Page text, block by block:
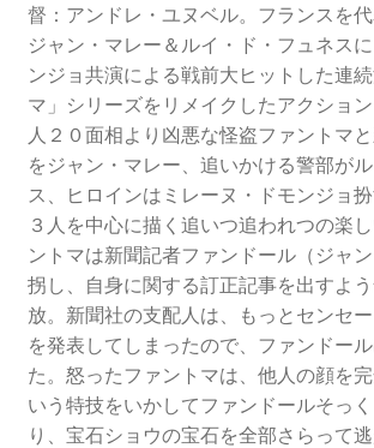
督：アンドレ・ユヌベル。フランスを
ジャン・マレー＆ルイ・ド・フュネス
ンジョ共演による戦前大ヒットした連
マ」シリーズをリメイクしたアクショ
人２０面相より凶悪な怪盗ファントマ
をジャン・マレー、追いかける警部が
ス、ヒロインはミレーヌ・ドモンジョ
３人を中心に描く追いつ追われつの楽
ントマは新聞記者ファンドール（ジャ
拐し、自身に関する訂正記事を出すよ
放。新聞社の支配人は、もっとセンセ
を発表してしまったので、ファンドー
た。怒ったファントマは、他人の顔を
いう特技をいかしてファンドールそっ
り、宝石ショウの宝石を全部さらって